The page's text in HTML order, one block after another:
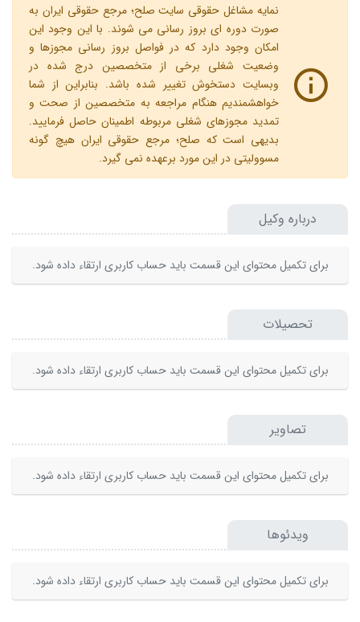
نمایه مشاغل حقوقی سایت صلح؛ مرجع حقوقی ایران به
صورت دوره ای بروز رسانی می شوند. با این وجود این
امکان وجود دارد که در فواصل بروز رسانی مجوزها و
وضعیت شغلی برخی از متخصصین درج شده در
وبسایت دستخوش تغییر شده باشد. بنابراین از شما
خواهشمندیم هنگام مراجعه به متخصصین از صحت و
تمدید مجوزهای شغلی مربوطه اطمینان حاصل فرمایید.
بدیهی است که صلح؛ مرجع حقوقی ایران هیچ گونه
مسوولیتی در این مورد برعهده نمی گیرد.
درباره وکیل
برای تکمیل محتوای این قسمت باید حساب کاربری ارتقاء داده شود.
تحصیلات
برای تکمیل محتوای این قسمت باید حساب کاربری ارتقاء داده شود.
تصاویر
برای تکمیل محتوای این قسمت باید حساب کاربری ارتقاء داده شود.
ویدئوها
برای تکمیل محتوای این قسمت باید حساب کاربری ارتقاء داده شود.